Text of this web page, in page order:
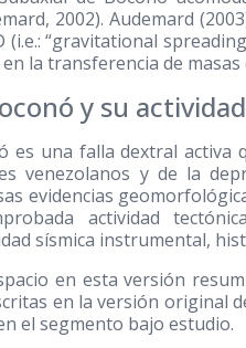
2002). Audemard
(i.e.: “gravitational
la transferencia de
y su
es una falla dextral
venezolanos y de la
evidencias
actividad
sísmica instrumental,
en esta versión
en la versión original
el segmento bajo estudio.